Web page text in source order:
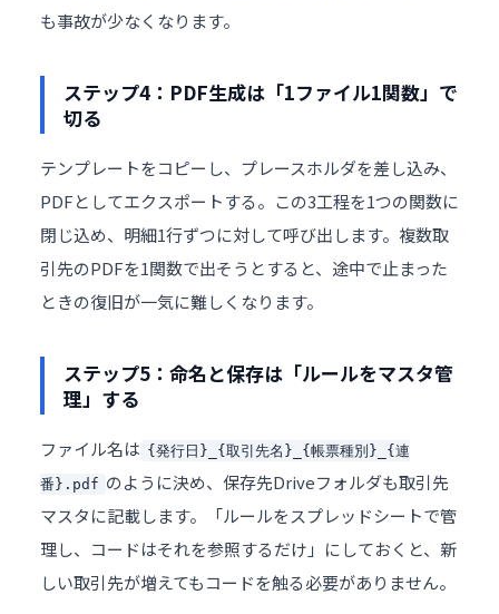
も事故が少なくなります。
ステップ4：PDF生成は「1ファイル1関数」で
切る
テンプレートをコピーし、プレースホルダを差し込み、
PDFとしてエクスポートする。この3工程を1つの関数に
閉じ込め、明細1行ずつに対して呼び出します。複数取
引先のPDFを1関数で出そうとすると、途中で止まった
ときの復旧が一気に難しくなります。
ステップ5：命名と保存は「ルールをマスタ管
理」する
ファイル名は {発行日}_{取引先名}_{帳票種別}_{連
番}.pdf のように決め、保存先Driveフォルダも取引先
マスタに記載します。「ルールをスプレッドシートで管
理し、コードはそれを参照するだけ」にしておくと、新
しい取引先が増えてもコードを触る必要がありません。